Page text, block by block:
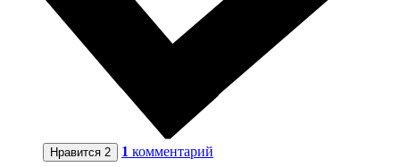
Нравится 2 1 комментарий